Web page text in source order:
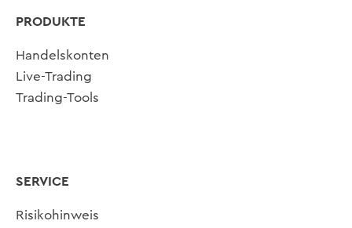
PRODUKTE
Handelskonten
Live-Trading
Trading-Tools
SERVICE
Risikohinweis